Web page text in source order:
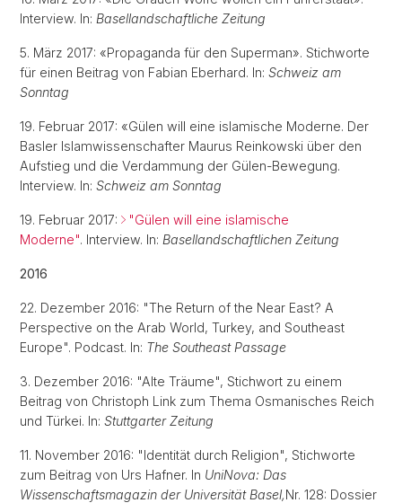
Interview. In: Basellandschaftliche Zeitung
5. März 2017: «Propaganda für den Superman». Stichworte
für einen Beitrag von Fabian Eberhard. In: Schweiz am
Sonntag
19. Februar 2017: «Gülen will eine islamische Moderne. Der
Basler Islamwissenschafter Maurus Reinkowski über den
Aufstieg und die Verdammung der Gülen-Bewegung.
Interview. In: Schweiz am Sonntag
19. Februar 2017:
"Gülen will eine islamische
Moderne". Interview. In: Basellandschaftlichen Zeitung
2016
22. Dezember 2016: "The Return of the Near East? A
Perspective on the Arab World, Turkey, and Southeast
Europe". Podcast. In: The Southeast Passage
3. Dezember 2016: "Alte Träume", Stichwort zu einem
Beitrag von Christoph Link zum Thema Osmanisches Reich
und Türkei. In: Stuttgarter Zeitung
11. November 2016: "Identität durch Religion", Stichworte
zum Beitrag von Urs Hafner. In UniNova: Das
Wissenschaftsmagazin der Universität Basel,Nr. 128: Dossier